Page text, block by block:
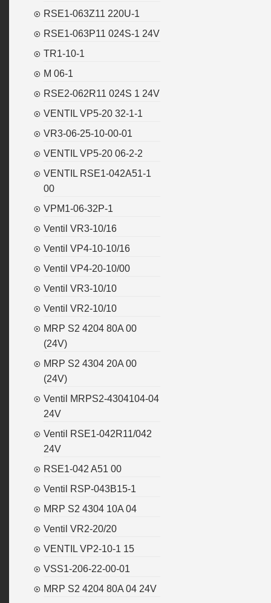
RSE1-063Z11 220U-1
RSE1-063P11 024S-1 24V
TR1-10-1
M 06-1
RSE2-062R11 024S 1 24V
VENTIL VP5-20 32-1-1
VR3-06-25-10-00-01
VENTIL VP5-20 06-2-2
VENTIL RSE1-042A51-1
00
VPM1-06-32P-1
Ventil VR3-10/16
Ventil VP4-10-10/16
Ventil VP4-20-10/00
Ventil VR3-10/10
Ventil VR2-10/10
MRP S2 4204 80A 00
(24V)
MRP S2 4304 20A 00
(24V)
Ventil MRPS2-4304104-04
24V
Ventil RSE1-042R11/042
24V
RSE1-042 A51 00
Ventil RSP-043B15-1
MRP S2 4304 10A 04
Ventil VR2-20/20
VENTIL VP2-10-1 15
VSS1-206-22-00-01
MRP S2 4204 80A 04 24V